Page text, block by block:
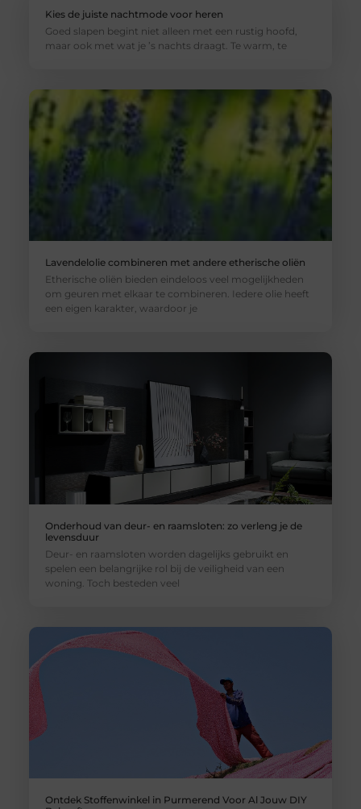
Kies de juiste nachtmode voor heren
Goed slapen begint niet alleen met een rustig hoofd,
maar ook met wat je ’s nachts draagt. Te warm, te
Lavendelolie combineren met andere etherische oliën
Etherische oliën bieden eindeloos veel mogelijkheden
om geuren met elkaar te combineren. Iedere olie heeft
een eigen karakter, waardoor je
Onderhoud van deur- en raamsloten: zo verleng je de
levensduur
Deur- en raamsloten worden dagelijks gebruikt en
spelen een belangrijke rol bij de veiligheid van een
woning. Toch besteden veel
Ontdek Stoffenwinkel in Purmerend Voor Al Jouw DIY